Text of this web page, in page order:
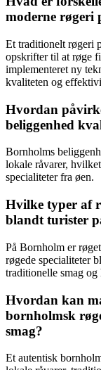
moderne røgeri
Et traditionelt røgeri
opskrifter til at røge
implementeret ny
kvaliteten og
Hvordan
beliggenhed
Bornholms
lokale råvarer,
specialiteter fra øen.
Hvilke typer af
blandt turister
På Bornholm er
røgede specialiteter
traditionelle smag
Hvordan kan
bornholmsk
smag?
Et autentisk